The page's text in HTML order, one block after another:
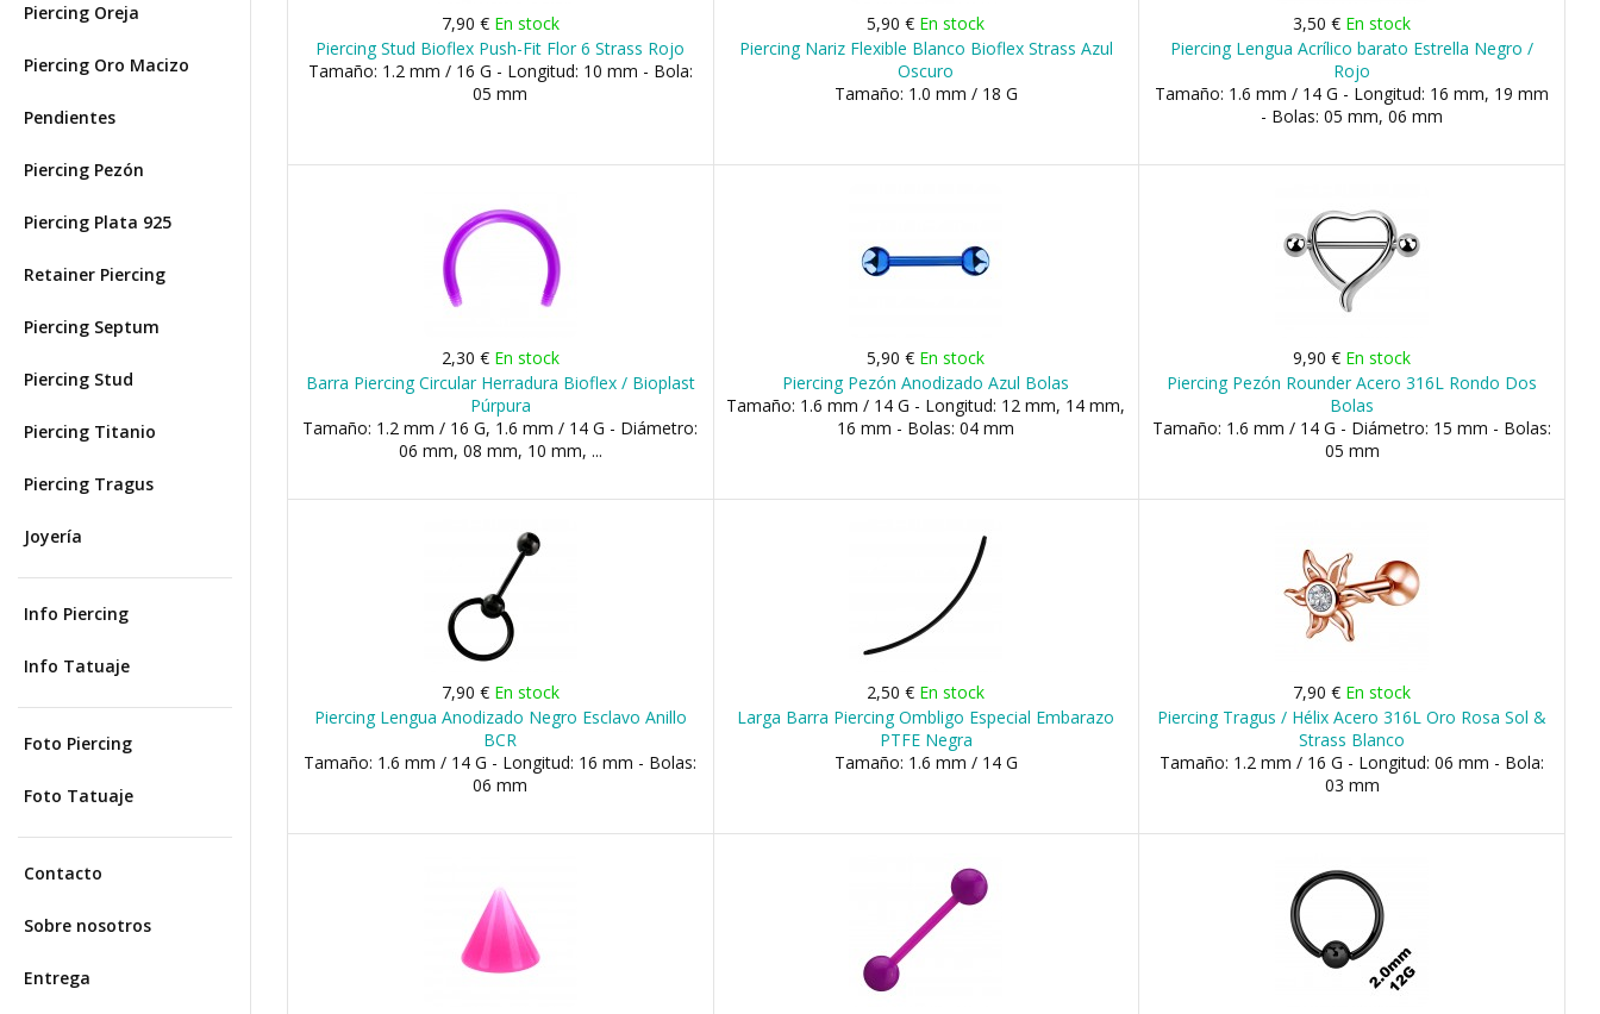
Piercing Oreja
Piercing Oro Macizo
Pendientes
Piercing Pezón
Piercing Plata 925
Retainer Piercing
Piercing Septum
Piercing Stud
Piercing Titanio
Piercing Tragus
Joyería
Info Piercing
Info Tatuaje
Foto Piercing
Foto Tatuaje
Contacto
Sobre nosotros
Entrega
7,90 € En stock
Piercing Stud Bioflex Push-Fit Flor 6 Strass Rojo
Tamaño: 1.2 mm / 16 G - Longitud: 10 mm - Bola:
05 mm
5,90 € En stock
Piercing Nariz Flexible Blanco Bioflex Strass Azul
Oscuro
Tamaño: 1.0 mm / 18 G
3,50 € En stock
Piercing Lengua Acrílico barato Estrella Negro /
Rojo
Tamaño: 1.6 mm / 14 G - Longitud: 16 mm, 19 mm
- Bolas: 05 mm, 06 mm
2,30 € En stock
Barra Piercing Circular Herradura Bioflex / Bioplast
Púrpura
Tamaño: 1.2 mm / 16 G, 1.6 mm / 14 G - Diámetro:
06 mm, 08 mm, 10 mm, ...
5,90 € En stock
Piercing Pezón Anodizado Azul Bolas
Tamaño: 1.6 mm / 14 G - Longitud: 12 mm, 14 mm,
16 mm - Bolas: 04 mm
9,90 € En stock
Piercing Pezón Rounder Acero 316L Rondo Dos
Bolas
Tamaño: 1.6 mm / 14 G - Diámetro: 15 mm - Bolas:
05 mm
7,90 € En stock
Piercing Lengua Anodizado Negro Esclavo Anillo
BCR
Tamaño: 1.6 mm / 14 G - Longitud: 16 mm - Bolas:
06 mm
2,50 € En stock
Larga Barra Piercing Ombligo Especial Embarazo
PTFE Negra
Tamaño: 1.6 mm / 14 G
7,90 € En stock
Piercing Tragus / Hélix Acero 316L Oro Rosa Sol &
Strass Blanco
Tamaño: 1.2 mm / 16 G - Longitud: 06 mm - Bola:
03 mm